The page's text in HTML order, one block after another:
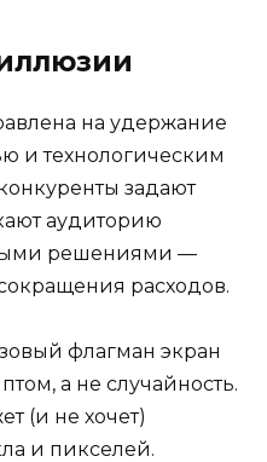
на удержание
и технологическим
задают
аудиторию
решениями —
расходов.
флагман экран
а не случайность.
(и не хочет)
и пикселей.